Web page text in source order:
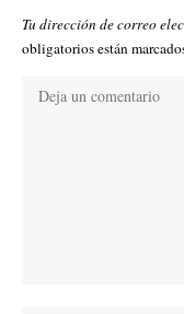
Tu dirección de correo
obligatorios están